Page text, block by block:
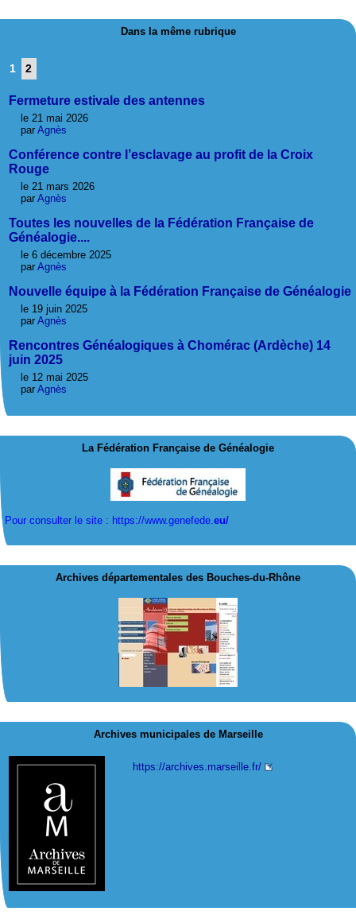
Dans la même rubrique
1 2
Fermeture estivale des antennes
le 21 mai 2026
par Agnès
Conférence contre l’esclavage au profit de la Croix
Rouge
le 21 mars 2026
par Agnès
Toutes les nouvelles de la Fédération Française de
Généalogie....
le 6 décembre 2025
par Agnès
Nouvelle équipe à la Fédération Française de Généalogie
le 19 juin 2025
par Agnès
Rencontres Généalogiques à Chomérac (Ardèche) 14
juin 2025
le 12 mai 2025
par Agnès
La Fédération Française de Généalogie
Pour consulter le site : https://www.genefede. eu/
Archives départementales des Bouches-du-Rhône
Archives municipales de Marseille
https://archives.marseille.fr/